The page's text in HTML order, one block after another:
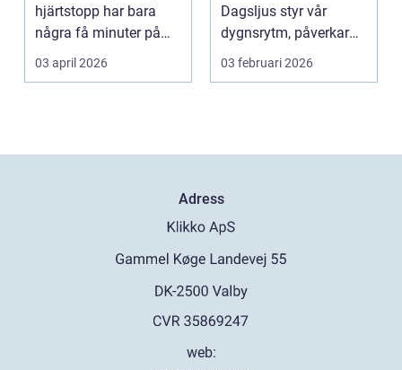
hjärtstopp har bara
några få minuter på
sig. För varje minut
utan...
03 april 2026
Dagsljus styr vår
dygnsrytm, påverkar
humör, sömn och ene...
03 februari 2026
Adress
web: